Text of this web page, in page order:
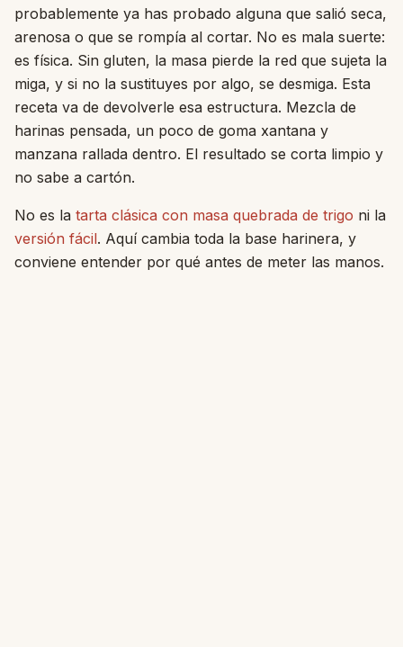
probablemente ya has probado alguna que salió seca,
arenosa o que se rompía al cortar. No es mala suerte:
es física. Sin gluten, la masa pierde la red que sujeta la
miga, y si no la sustituyes por algo, se desmiga. Esta
receta va de devolverle esa estructura. Mezcla de
harinas pensada, un poco de goma xantana y
manzana rallada dentro. El resultado se corta limpio y
no sabe a cartón.
No es la tarta clásica con masa quebrada de trigo ni la
versión fácil. Aquí cambia toda la base harinera, y
conviene entender por qué antes de meter las manos.